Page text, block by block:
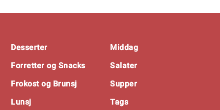
Desserter
Forretter og Snacks
Frokost og Brunsj
Lunsj
Middag
Salater
Supper
Tags